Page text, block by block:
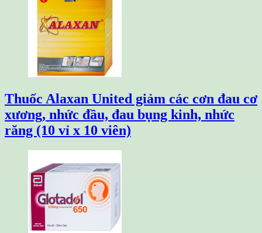
Thuốc Alaxan United giảm các cơn đau cơ
xương, nhức đầu, đau bụng kinh, nhức
răng (10 vỉ x 10 viên)